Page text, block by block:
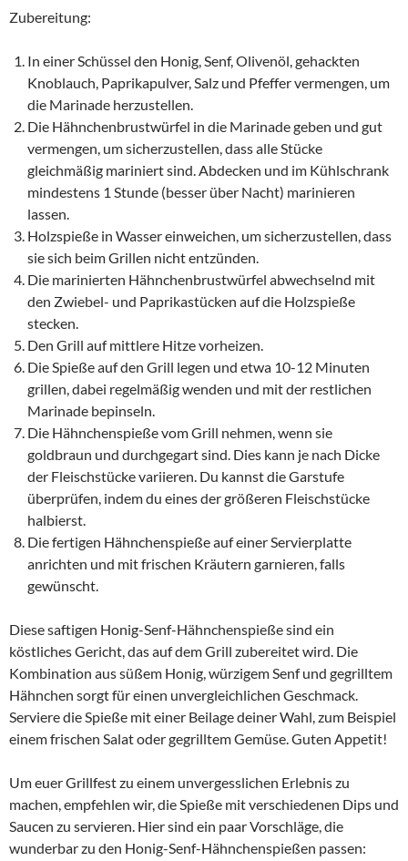
Zubereitung:
In einer Schüssel den Honig, Senf, Olivenöl, gehackten
Knoblauch, Paprikapulver, Salz und Pfeffer vermengen, um
die Marinade herzustellen.
Die Hähnchenbrustwürfel in die Marinade geben und gut
vermengen, um sicherzustellen, dass alle Stücke
gleichmäßig mariniert sind. Abdecken und im Kühlschrank
mindestens 1 Stunde (besser über Nacht) marinieren
lassen.
Holzspieße in Wasser einweichen, um sicherzustellen, dass
sie sich beim Grillen nicht entzünden.
Die marinierten Hähnchenbrustwürfel abwechselnd mit
den Zwiebel- und Paprikastücken auf die Holzspieße
stecken.
Den Grill auf mittlere Hitze vorheizen.
Die Spieße auf den Grill legen und etwa 10-12 Minuten
grillen, dabei regelmäßig wenden und mit der restlichen
Marinade bepinseln.
Die Hähnchenspieße vom Grill nehmen, wenn sie
goldbraun und durchgegart sind. Dies kann je nach Dicke
der Fleischstücke variieren. Du kannst die Garstufe
überprüfen, indem du eines der größeren Fleischstücke
halbierst.
Die fertigen Hähnchenspieße auf einer Servierplatte
anrichten und mit frischen Kräutern garnieren, falls
gewünscht.
Diese saftigen Honig-Senf-Hähnchenspieße sind ein
köstliches Gericht, das auf dem Grill zubereitet wird. Die
Kombination aus süßem Honig, würzigem Senf und gegrilltem
Hähnchen sorgt für einen unvergleichlichen Geschmack.
Serviere die Spieße mit einer Beilage deiner Wahl, zum Beispiel
einem frischen Salat oder gegrilltem Gemüse. Guten Appetit!
Um euer Grillfest zu einem unvergesslichen Erlebnis zu
machen, empfehlen wir, die Spieße mit verschiedenen Dips und
Saucen zu servieren. Hier sind ein paar Vorschläge, die
wunderbar zu den Honig-Senf-Hähnchenspießen passen: